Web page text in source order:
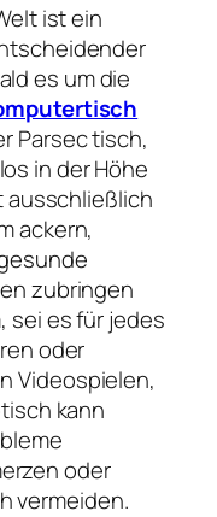
ist ein
es um die
Parsec tisch,
in der Höhe
ackern,
zubringen
sei es für jedes
oder
Videospielen,
kann
oder
vermeiden.